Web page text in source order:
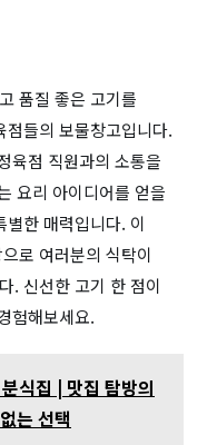
품질 좋은 고기를
들의 보물창고입니다.
육점 직원과의 소통을
요리 아이디어를 얻을
한 매력입니다. 이
로 여러분의 식탁이
. 신선한 고기 한 점이
험해보세요.
식집 | 맛집 탐방의
는 선택